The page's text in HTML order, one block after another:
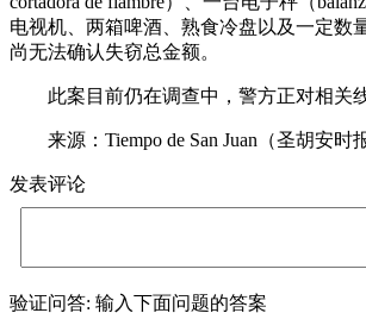
电视机、两箱啤酒、熟食冷盘以及一定数
尚无法确认失窃总金额。
此案目前仍在调查中，警方正对相关
来源：Tiempo de San Juan（圣胡安时
发表评论
验证问答: 输入下面问题的答案